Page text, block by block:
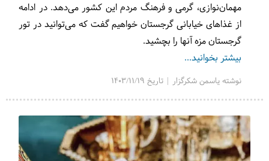
مهمان‌نوازی، گرمی و فرهنگ مردم این کشور می‌دهد. در ادامه
از غذاهای خیابانی گرجستان خواهیم گفت که می‌توانید در تور
گرجستان مزه آنها را بچشید.
بیشتر بخوانید...
نوشته یاسمن شکرگزار | تاریخ 1403/11/19